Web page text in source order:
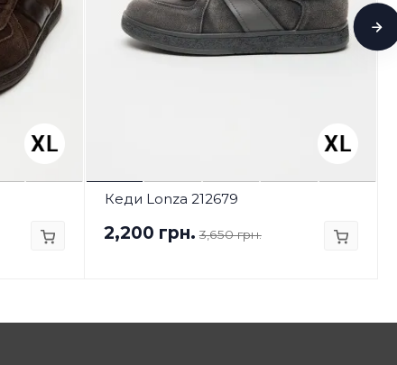
Кеди Lonza 212679
2,200 грн. 3,650 грн.